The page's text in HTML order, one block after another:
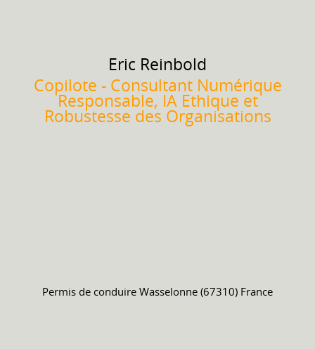
Eric Reinbold
Copilote - Consultant Numérique
Responsable, IA Ethique et
Robustesse des Organisations
Permis de conduire Wasselonne (67310) France